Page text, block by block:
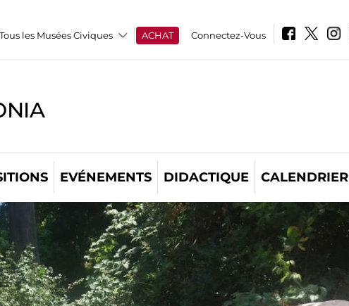
Tous les Musées Civiques ACHAT Connectez-Vous
EVÉNEMENTS DIDACTIQUE CALENDRIER